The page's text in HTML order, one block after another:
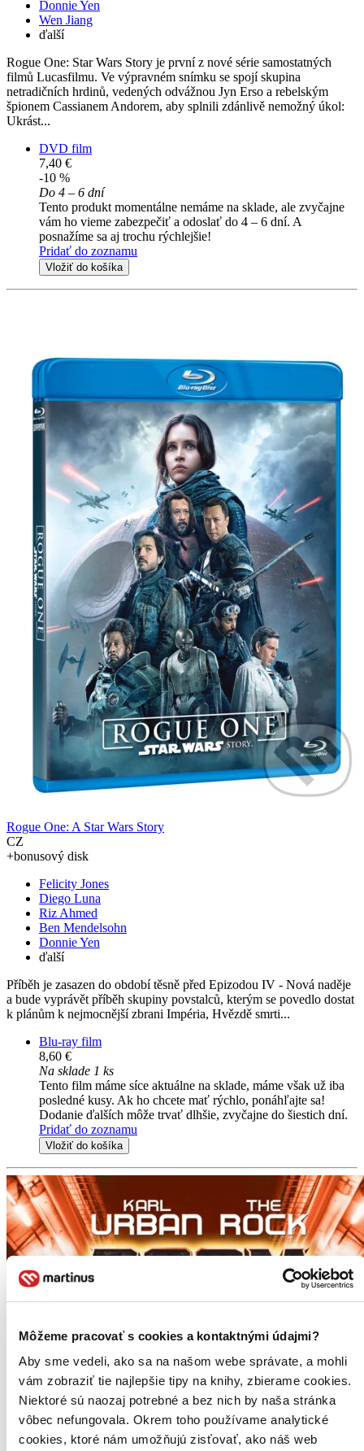
Môžeme pracovať s cookies a kontaktnými údajmi?
Aby sme vedeli, ako sa na našom webe správate, a mohli
vám zobraziť tie najlepšie tipy na knihy, zbierame cookies.
Niektoré sú naozaj potrebné a bez nich by naša stránka
vôbec nefungovala. Okrem toho používame analytické
cookies, ktoré nám umožňujú zisťovať, ako náš web
Donnie Yen
Wen Jiang
ďalší
Rogue One: Star Wars Story je první z nové série samostatných
filmů Lucasfilmu. Ve výpravném snímku se spojí skupina
netradičních hrdinů, vedených odvážnou Jyn Erso a rebelským
špionem Cassianem Andorem, aby splnili zdánlivě nemožný úkol:
Ukrást...
DVD film
7,40 €
-10 %
Do 4 – 6 dní
Tento produkt momentálne nemáme na sklade, ale zvyčajne
vám ho vieme zabezpečiť a odoslať do 4 – 6 dní. A
posnažíme sa aj trochu rýchlejšie!
Pridať do zoznamu
Vložiť do košíka
Rogue One: A Star Wars Story
CZ
+bonusový disk
Felicity Jones
Diego Luna
Riz Ahmed
Ben Mendelsohn
Donnie Yen
ďalší
Příběh je zasazen do období těsně před Epizodou IV - Nová naděje
a bude vyprávět příběh skupiny povstalců, kterým se povedlo dostat
k plánům k nejmocnější zbrani Impéria, Hvězdě smrti...
Blu-ray film
8,60 €
Na sklade 1 ks
Tento film máme síce aktuálne na sklade, máme však už iba
posledné kusy. Ak ho chcete mať rýchlo, ponáhľajte sa!
Dodanie ďalších môže trvať dlhšie, zvyčajne do šiestich dní.
Pridať do zoznamu
Vložiť do košíka